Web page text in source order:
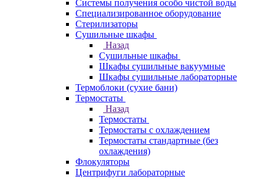
Системы получения особо чистой воды
Специализированное оборудование
Стерилизаторы
Сушильные шкафы
Назад
Сушильные шкафы
Шкафы сушильные вакуумные
Шкафы сушильные лабораторные
Термоблоки (сухие бани)
Термостаты
Назад
Термостаты
Термостаты с охлаждением
Термостаты стандартные (без
охлаждения)
Флокуляторы
Центрифуги лабораторные